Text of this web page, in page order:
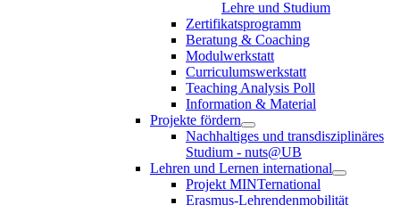
Lehre und Studium
Zertifikatsprogramm
Beratung & Coaching
Modulwerkstatt
Curriculumswerkstatt
Teaching Analysis Poll
Information & Material
Projekte fördern
Nachhaltiges und transdisziplinäres
Studium - nuts@UB
Lehren und Lernen international
Projekt MINTernational
Erasmus-Lehrendenmobilität